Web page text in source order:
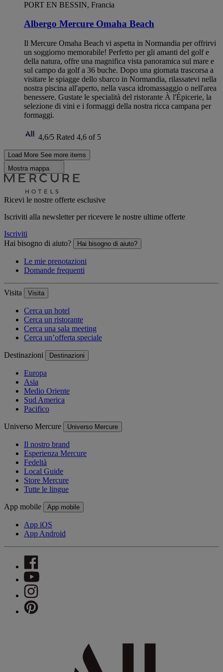
PORT EN BESSIN, Francia
Albergo Mercure Omaha Beach
Il Mercure Omaha Beach vi aspetta in Normandia per offrirvi
un soggiorno memorabile! Perfetto per gli amanti del golf e
della natura, offre una magnifica vista panoramica sul mare e
sul campo da golf a 36 buche. Dopo una giornata trascorsa a
visitare le spiagge dello sbarco in Normandia, rilassatevi nella
nostra piscina all'aperto, nella vasca idromassaggio o nell'area
benessere. Gustate le specialità del ristorante À l'Épicerie, la
selezione di vini e i formaggi della nostra ricca campana per
formaggi.
4,6/5 Rated 4,6 of 5
Load More See more items
Mostra mappa
Ricevi le nostre offerte esclusive
Iscriviti alla newsletter per ricevere le nostre ultime offerte
Iscriviti
Hai bisogno di aiuto?
Hai bisogno di aiuto?
Le mie prenotazioni
Domande frequenti
Visita Visita
Cerca un hotel
Cerca un ristorante
Cerca una sala meeting
Cerca un’offerta speciale
Destinazioni Destinazioni
Europa
Asia
Medio Oriente
Sud America
Pacifico
Universo Mercure Universo Mercure
Il nostro brand
Esperienza Mercure
Fedeltà
Local Guide
Store Mercure
Tutte le lingue
App mobile App mobile
App iOS
App Android